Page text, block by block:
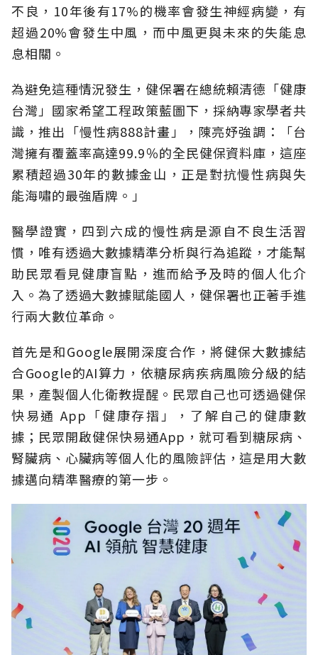
不良，10年後有17%的機率會發生神經病變，有
超過20%會發生中風，而中風更與未來的失能息
息相關。
為避免這種情況發生，健保署在總統賴清德「健康
台灣」國家希望工程政策藍圖下，採納專家學者共
識，推出「慢性病888計畫」，陳亮妤強調：「台
灣擁有覆蓋率高達99.9％的全民健保資料庫，這座
累積超過30年的數據金山，正是對抗慢性病與失
能海嘯的最強盾牌。」
醫學證實，四到六成的慢性病是源自不良生活習
慣，唯有透過大數據精準分析與行為追蹤，才能幫
助民眾看見健康盲點，進而給予及時的個人化介
入。為了透過大數據賦能國人，健保署也正著手進
行兩大數位革命。
首先是和Google展開深度合作，將健保大數據結
合Google的AI算力，依糖尿病疾病風險分級的結
果，產製個人化衛教提醒。民眾自己也可透過健保
快易通 App「健康存摺」，了解自己的健康數
據；民眾開啟健保快易通App，就可看到糖尿病、
腎臟病、心臟病等個人化的風險評估，這是用大數
據邁向精準醫療的第一步。